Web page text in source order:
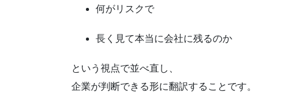
何がリスクで
長く見て本当に会社に残るのか
という視点で並べ直し、
企業が判断できる形に翻訳することです。